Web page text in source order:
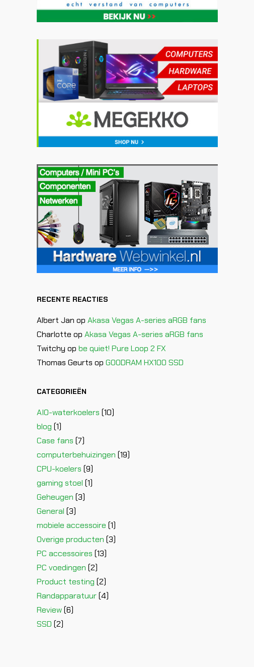
RECENTE REACTIES
Albert Jan op Akasa Vegas A-series aRGB fans
Charlotte op Akasa Vegas A-series aRGB fans
Twitchy op be quiet! Pure Loop 2 FX
Thomas Geurts op GOODRAM HX100 SSD
CATEGORIEËN
AIO-waterkoelers (10)
blog (1)
Case fans (7)
computerbehuizingen (19)
CPU-koelers (9)
gaming stoel (1)
Geheugen (3)
General (3)
mobiele accessoire (1)
Overige producten (3)
PC accessoires (13)
PC voedingen (2)
Product testing (2)
Randapparatuur(4)
Review(6)
SSD (2)